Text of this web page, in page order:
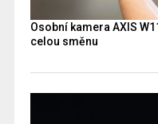
Osobní kamera AXIS
celou směnu